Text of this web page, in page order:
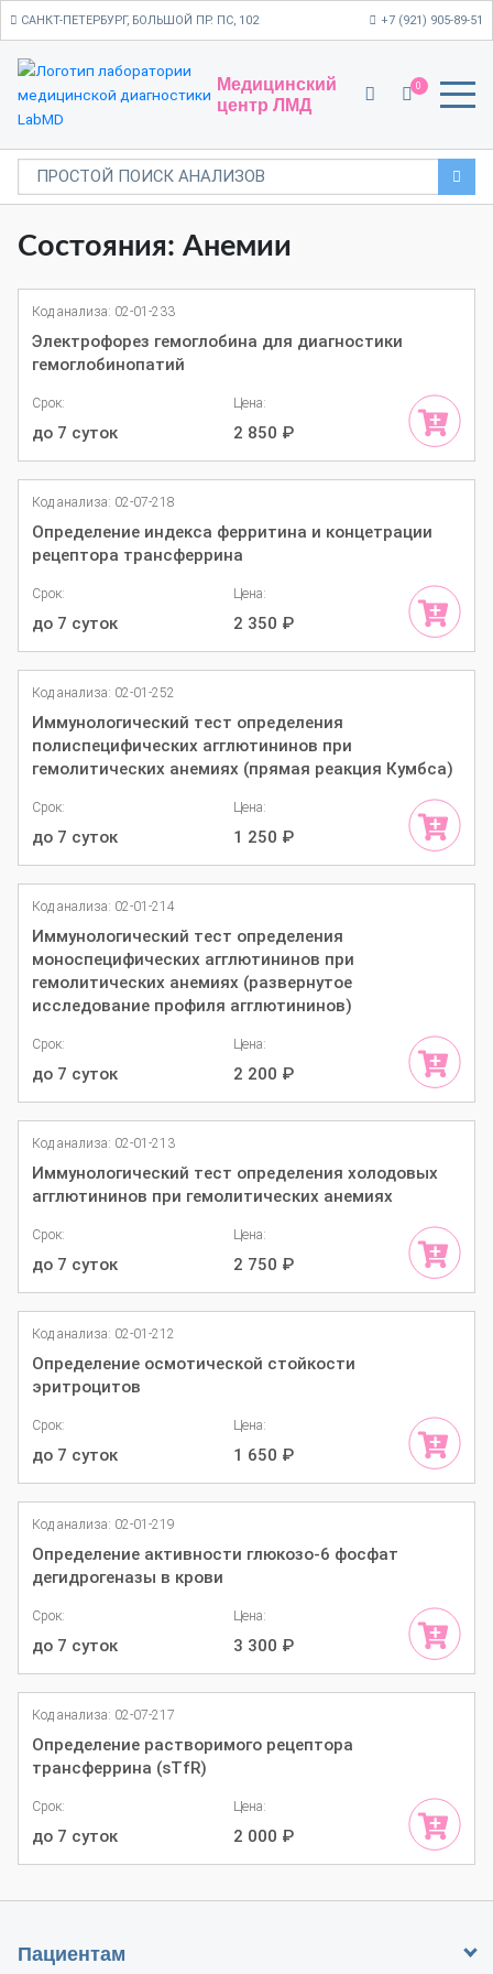
САНКТ-ПЕТЕРБУРГ, БОЛЬШОЙ ПР. ПС, 102 +7 (921) 905-89-51
Медицинский
центр ЛМД
0
Состояния: Анемии
Код анализа: 02-01-233
Электрофорез гемоглобина для диагностики
гемоглобинопатий
Срок:
до 7 суток
Цена:
2 850 ₽
Код анализа: 02-07-218
Определение индекса ферритина и концетрации
рецептора трансферрина
Срок:
до 7 суток
Цена:
2 350 ₽
Код анализа: 02-01-252
Иммунологический тест определения
полиспецифических агглютининов при
гемолитических анемиях (прямая реакция Кумбса)
Срок:
до 7 суток
Цена:
1 250 ₽
Код анализа: 02-01-214
Иммунологический тест определения
моноспецифических агглютининов при
гемолитических анемиях (развернутое
исследование профиля агглютининов)
Срок:
до 7 суток
Цена:
2 200 ₽
Код анализа: 02-01-213
Иммунологический тест определения холодовых
агглютининов при гемолитических анемиях
Срок:
до 7 суток
Цена:
2 750 ₽
Код анализа: 02-01-212
Определение осмотической стойкости
эритроцитов
Срок:
до 7 суток
Цена:
1 650 ₽
Код анализа: 02-01-219
Определение активности глюкозо-6 фосфат
дегидрогеназы в крови
Срок:
до 7 суток
Цена:
3 300 ₽
Код анализа: 02-07-217
Определение растворимого рецептора
трансферрина (sTfR)
Срок:
до 7 суток
Цена:
2 000 ₽
Пациентам